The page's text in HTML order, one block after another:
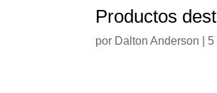
Productos
por Dalton Anderson 5